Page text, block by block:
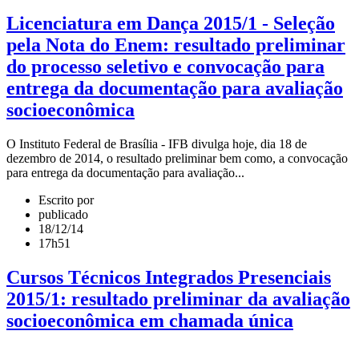
Licenciatura em Dança 2015/1 - Seleção
pela Nota do Enem: resultado preliminar
do processo seletivo e convocação para
entrega da documentação para avaliação
socioeconômica
O Instituto Federal de Brasília - IFB divulga hoje, dia 18 de
dezembro de 2014, o resultado preliminar bem como, a convocação
para entrega da documentação para avaliação...
Escrito por
publicado
18/12/14
17h51
Cursos Técnicos Integrados Presenciais
2015/1: resultado preliminar da avaliação
socioeconômica em chamada única